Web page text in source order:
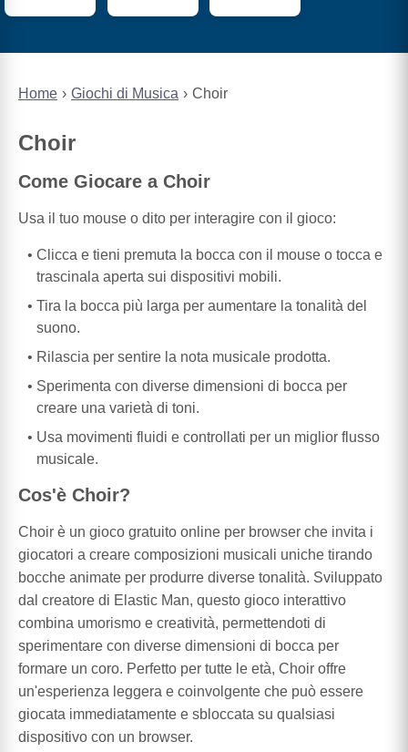
Home Giochi di Musica Choir
Choir
Come Giocare a Choir
Usa il tuo mouse o dito per interagire con il gioco:
Clicca e tieni premuta la bocca con il mouse o tocca e
trascinala aperta sui dispositivi mobili.
Tira la bocca più larga per aumentare la tonalità del
suono.
Rilascia per sentire la nota musicale prodotta.
Sperimenta con diverse dimensioni di bocca per
creare una varietà di toni.
Usa movimenti fluidi e controllati per un miglior flusso
musicale.
Cos'è Choir?
Choir è un gioco gratuito online per browser che invita i
giocatori a creare composizioni musicali uniche tirando
bocche animate per produrre diverse tonalità. Sviluppato
dal creatore di Elastic Man, questo gioco interattivo
combina umorismo e creatività, permettendoti di
sperimentare con diverse dimensioni di bocca per
formare un coro. Perfetto per tutte le età, Choir offre
un'esperienza leggera e coinvolgente che può essere
giocata immediatamente e sbloccata su qualsiasi
dispositivo con un browser.